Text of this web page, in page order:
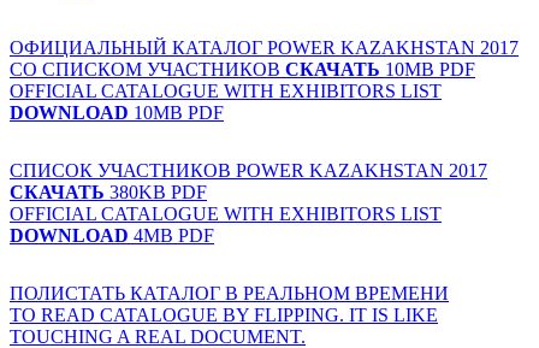
ОФИЦИАЛЬНЫЙ КАТАЛОГ POWER KAZAKHSTAN 2017
СО СПИСКОМ УЧАСТНИКОВ СКАЧАТЬ 10MB PDF
OFFICIAL CATALOGUE WITH EXHIBITORS LIST
DOWNLOAD 10MB PDF
СПИСОК УЧАСТНИКОВ POWER KAZAKHSTAN 2017
СКАЧАТЬ 380KB PDF
OFFICIAL CATALOGUE WITH EXHIBITORS LIST
DOWNLOAD 4MB PDF
ПОЛИСТАТЬ КАТАЛОГ В РЕАЛЬНОМ ВРЕМЕНИ
TO READ CATALOGUE BY FLIPPING. IT IS LIKE
TOUCHING A REAL DOCUMENT.